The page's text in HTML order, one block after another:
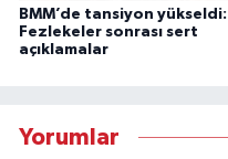
BMM’de tansiyon yükseldi:
Fezlekeler sonrası sert
açıklamalar
Yorumlar